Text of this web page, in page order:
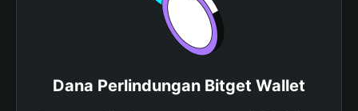
Dana Perlindungan Bitget Wallet